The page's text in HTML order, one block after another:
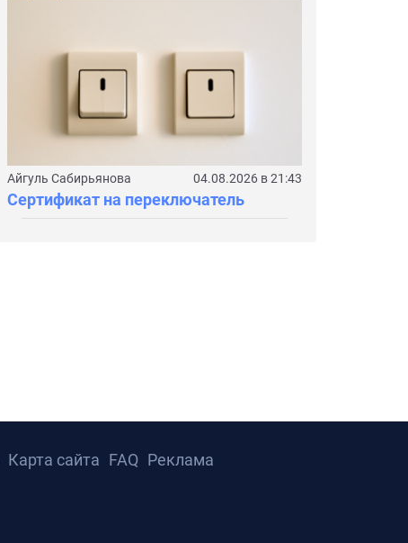
Айгуль Сабирьянова 04.08.2026 в 21:43
Сертификат на переключатель
Карта сайта FAQ Реклама